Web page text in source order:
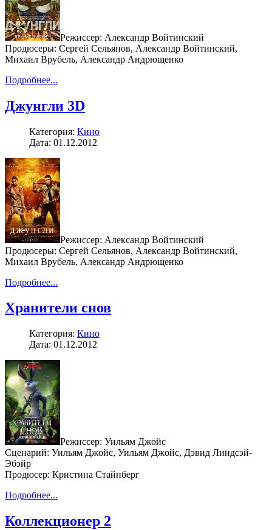
Режиссер: Александр Войтинский
Продюсеры: Сергей Сельянов, Александр Войтинский,
Михаил Врубель, Александр Андрющенко
Подробнее...
Джунгли 3D
Категория: Кино
Дата: 01.12.2012
Режиссер: Александр Войтинский
Продюсеры: Сергей Сельянов, Александр Войтинский,
Михаил Врубель, Александр Андрющенко
Подробнее...
Хранители снов
Категория: Кино
Дата: 01.12.2012
Режиссер: Уильям Джойс
Сценарий: Уильям Джойс, Уильям Джойс, Дэвид Линдсэй-
Эбэйр
Продюсер: Кристина Стайнберг
Подробнее...
Коллекционер 2